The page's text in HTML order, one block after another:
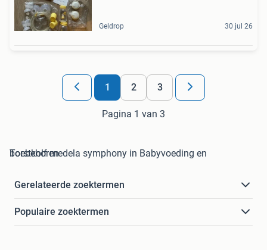
Geldrop 30 jul 26
1 2 3
Pagina 1 van 3
borstkolf medela symphony in Babyvoeding en Toebehoren
Gerelateerde zoektermen
Populaire zoektermen